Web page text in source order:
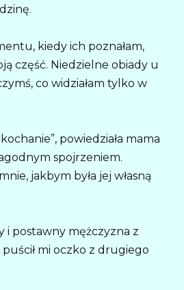
kiedy ich poznałam,
część. Niedzielne obiady u
co widziałam tylko w
powiedziała mama
spojrzeniem.
jakbym była jej własną
i postawny mężczyzna z
mi oczko z drugiego